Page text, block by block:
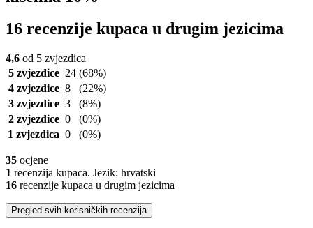
16 recenzije kupaca u drugim jezicima
4,6 od 5 zvjezdica
5 zvjezdice 24 (68%)
4 zvjezdice 8
(22%)
3 zvjezdice 3
(8%)
2 zvjezdice 0
(0%)
1 zvjezdica 0 (0%)
35 ocjene
1 recenzija kupaca. Jezik: hrvatski
16 recenzije kupaca u drugim jezicima
Pregled svih korisničkih recenzija